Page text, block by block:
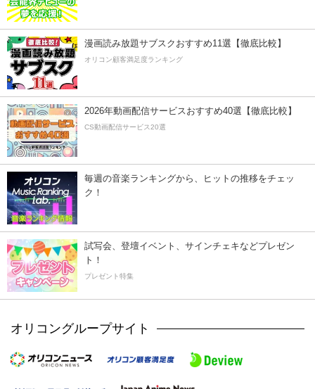
漫画読み放題サブスクおすすめ11選【徹底比較】
オリコン顧客満足度ランキング
2026年動画配信サービスおすすめ40選【徹底比較】
CS動画配信サービス20選
毎週の音楽ランキングから、ヒットの推移をチェッ
ク！
試写会、登壇イベント、サインチェキなどプレゼン
ト！
プレゼント特集
オリコングループサイト